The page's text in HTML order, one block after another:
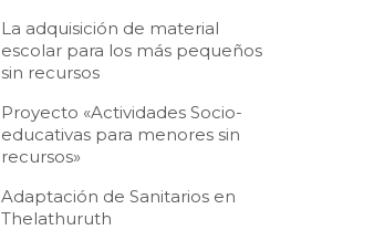
La adquisición de material
escolar para los más pequeños
sin recursos
Proyecto «Actividades Socio-
educativas para menores sin
recursos»
Adaptación de Sanitarios en
Thelathuruth